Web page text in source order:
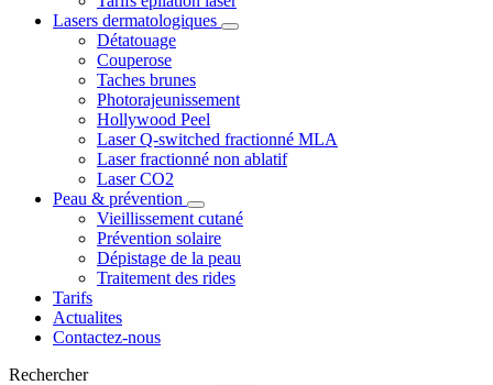
Lasers dermatologiques
Détatouage
Couperose
Taches brunes
Photorajeunissement
Hollywood Peel
Laser Q-switched fractionné MLA
Laser fractionné non ablatif
Laser CO2
Peau & prévention
Vieillissement cutané
Prévention solaire
Dépistage de la peau
Traitement des rides
Tarifs
Actualites
Contactez-nous
Rechercher